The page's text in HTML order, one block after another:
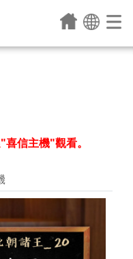
信主機"觀看。